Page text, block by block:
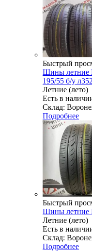
Быстрый
Шины летние
195/55 б/у
Летние (лето)
Есть в
Склад:
Подробнее
Быстрый
Шины летние
Летние (лето)
Есть в
Склад:
Подробнее